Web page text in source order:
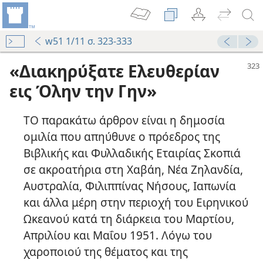
w51 1/11 σ. 323-333
«Διακηρύξατε Ελευθερίαν
εις Όλην την Γην»
ΤΟ παρακάτω άρθρον είναι η δημοσία
ομιλία που απηύθυνε ο πρόεδρος της
Βιβλικής και Φυλλαδικής Εταιρίας Σκοπιά
σε ακροατήρια στη Χαβάη, Νέα Ζηλανδία,
Αυστραλία, Φιλιππίνας Νήσους, Ιαπωνία
και άλλα μέρη στην περιοχή του Ειρηνικού
Ωκεανού κατά τη διάρκεια του Μαρτίου,
Απριλίου και Μαΐου 1951. Λόγω του
χαροποιού της θέματος και της